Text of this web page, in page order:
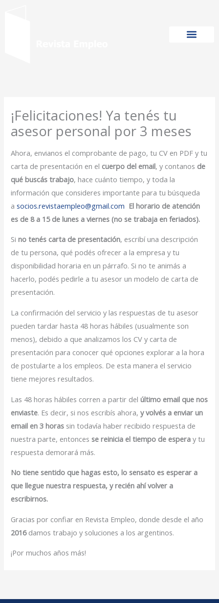
¡Felicitaciones! Ya tenés tu
asesor personal por 3 meses
Ahora, envianos el comprobante de pago, tu CV en PDF y tu
carta de presentación en el cuerpo del email, y contanos de
qué buscás trabajo, hace cuánto tiempo, y toda la
información que consideres importante para tu búsqueda
asocios.revistaempleo@gmail.com El horario de atención
es de 8 a 15 de lunes a viernes (no se trabaja en feriados).
Sino tenés carta de presentación, escribí una descripción
de tu persona, qué podés ofrecer a la empresa y tu
disponibilidad horaria en un párrafo. Si no te animás a
hacerlo, podés pedirle a tu asesor un modelo de carta de
presentación.
La confirmación del servicio y las respuestas de tu asesor
pueden tardar hasta 48 horas hábiles (usualmente son
menos), debido a que analizamos los CV y carta de
presentación para conocer qué opciones explorar a la hora
de postularte a los empleos. De esta manera el servicio
tiene mejores resultados.
Las 48 horas hábiles corren a partir delúltimo email que nos
enviaste. Es decir, si nos escribís ahora,y volvés a enviar un
email en 3 horas sin todavía haber recibido respuesta de
nuestra parte, entoncesse reinicia el tiempo de espera y tu
respuesta demorará más.
No tiene sentido que hagas esto, lo sensato es esperar a
que llegue nuestra respuesta, y recién ahí volver a
escribirnos.
Gracias por confiar en Revista Empleo, donde desde el año
2016damos trabajo y soluciones a los argentinos.
¡Por muchos años más!